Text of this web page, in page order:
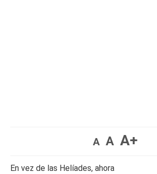
A A A+
En vez de las Helíades, ahora